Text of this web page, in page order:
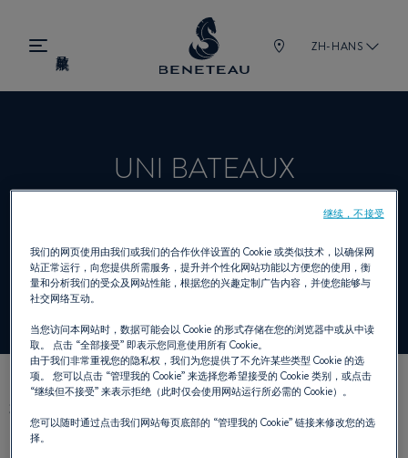
ZH-HANS
UNI BATEAUX
经销商 帆船, 舷内机, 舷外机, 锋仕 为
BENETEAU
我们的联络方式
我们的网页使用由我们或我们的合作伙伴设置的 Cookie 或类似技术，以确保网
站正常运行，向您提供所需服务，提升并个性化网站功能以方便您的使用，衡
量和分析我们的受众及网站性能，根据您的兴趣定制广告内容，并使您能够与
社交网络互动。
当您访问本网站时，数据可能会以 Cookie 的形式存储在您的浏览器中或从中读
取。 点击 “全部接受”即表示您同意使用所有 Cookie。
由于我们非常重视您的隐私权，我们为您提供了不允许某些类型 Cookie 的选
项。 您可以点击 “管理我的 Cookie”来选择您希望接受的 Cookie 类别，或点击
“继续但不接受”来表示拒绝（此时仅会使用网站运行所必需的 Cookie）。
您可以随时通过点击我们网站每页底部的 “管理我的 Cookie”链接来修改您的选
择。
继续，不接受